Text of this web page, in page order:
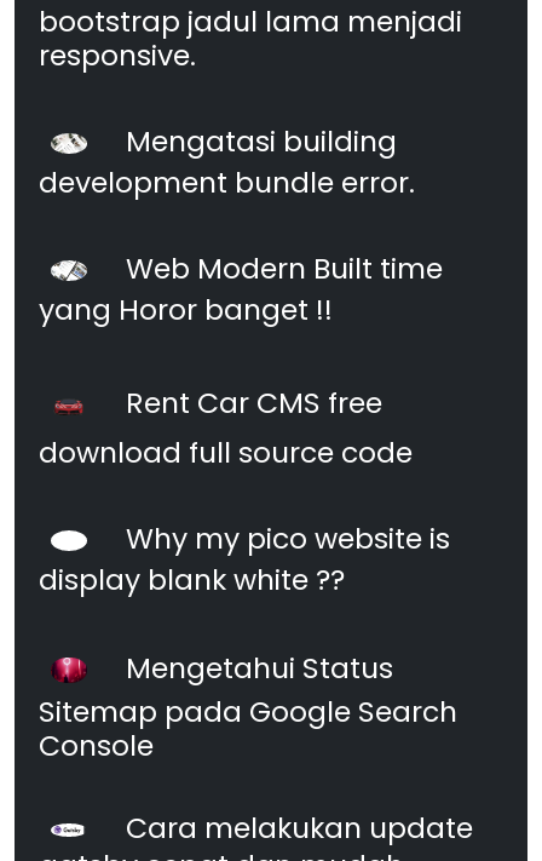
bootstrap jadul lama menjadi
responsive.
Mengatasi building
development bundle error.
Web Modern Built time
yang Horor banget !!
Rent Car CMS free
download full source code
Why my pico website is
display blank white ??
Mengetahui Status
Sitemap pada Google Search
Console
Cara melakukan update